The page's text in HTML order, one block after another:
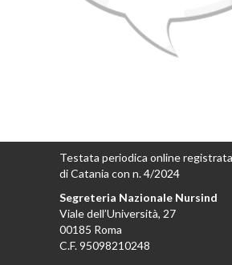
Testata periodica online
di Catania con n. 4/2024
Segreteria Nazionale Nursind
Viale dell’Università, 27
00185 Roma
C.F. 95098210248